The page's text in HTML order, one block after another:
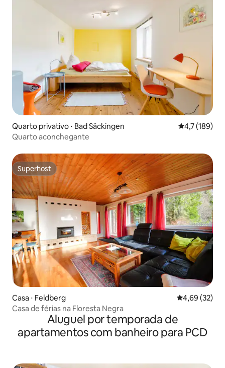
Quarto privativo ⋅ Bad Säckingen 4,7 de uma
4,7 (189)
Quarto aconchegante
Superhost
Superhost
Casa ⋅ Feldberg 4,69 de uma
4,69 (32)
Casa de férias na Floresta Negra
Aluguel por temporada de
apartamentos com banheiro para PCD